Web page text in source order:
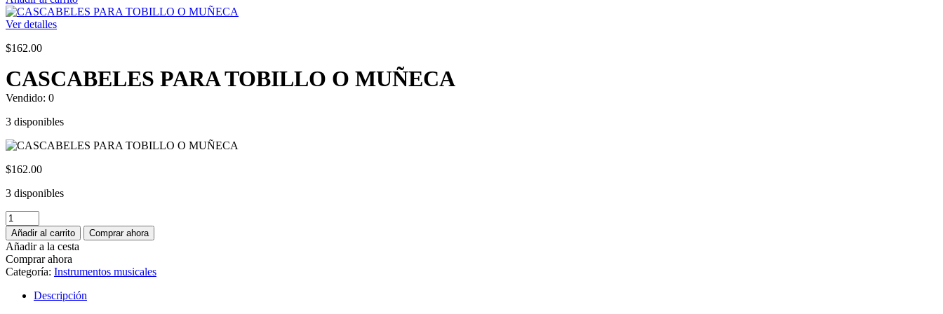
Ver detalles
$162.00
CASCABELES PARA TOBILLO O MUÑECA
Vendido: 0
3 disponibles
$162.00
3 disponibles
CASCABELES
PARA
TOBILLO
O
MUÑECA
cantidad
Añadir al carrito Comprar ahora
Añadir a la cesta
Comprar ahora
Categoría: Instrumentos musicales
Descripción